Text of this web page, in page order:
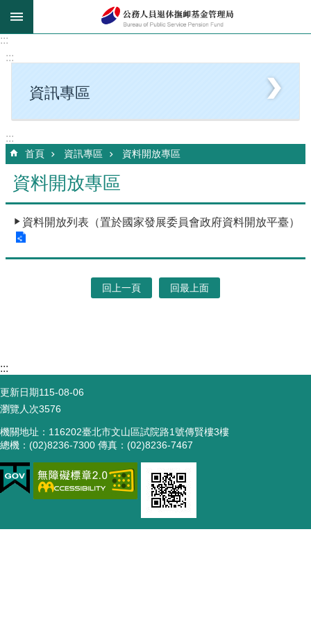
跳到主要內容區塊
:::
:::
資訊專區
:::
首頁 資訊專區 資料開放專區
資料開放專區
資料開放列表（置於國家發展委員會政府資料開放平臺）
回上一頁 回最上面
:::
更新日期115-08-06
瀏覽人次3576
機關地址：116202臺北市文山區試院路1號傳賢樓3樓
總機：(02)8236-7300 傳真：(02)8236-7467